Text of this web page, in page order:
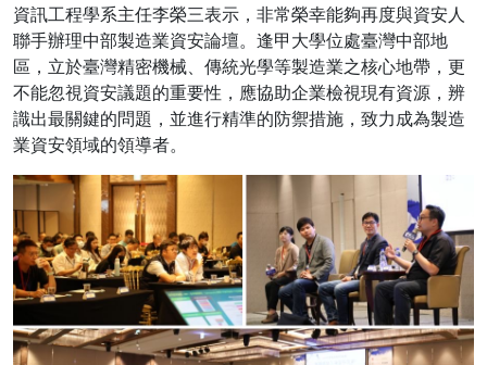
資訊工程學系主任李榮三表示，非常榮幸能夠再度與資安人
聯手辦理中部製造業資安論壇。逢甲大學位處臺灣中部地
區，立於臺灣精密機械、傳統光學等製造業之核心地帶，更
不能忽視資安議題的重要性，應協助企業檢視現有資源，辨
識出最關鍵的問題，並進行精準的防禦措施，致力成為製造
業資安領域的領導者。